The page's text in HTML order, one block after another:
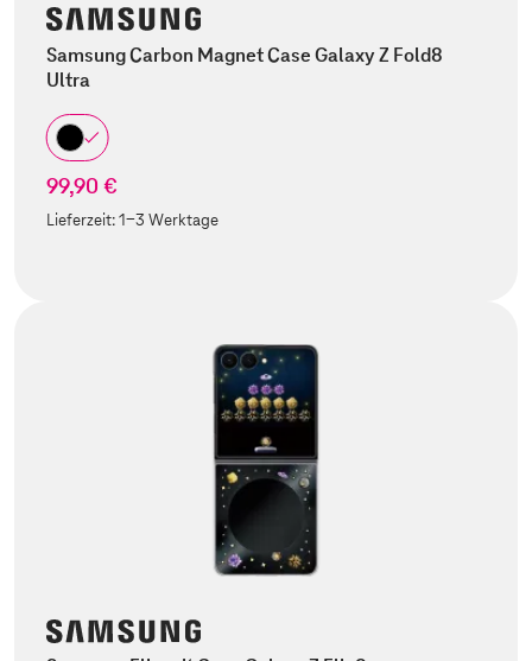
Samsung Carbon Magnet Case Galaxy Z Fold8
Ultra
99,90 €
Lieferzeit:1-3 Werktage